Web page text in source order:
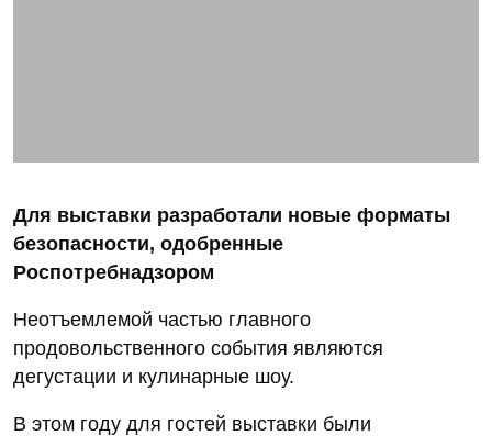
Для выставки разработали новые форматы
безопасности, одобренные
Роспотребнадзором
Неотъемлемой частью главного
продовольственного события являются
дегустации и кулинарные шоу.
В этом году для гостей выставки были